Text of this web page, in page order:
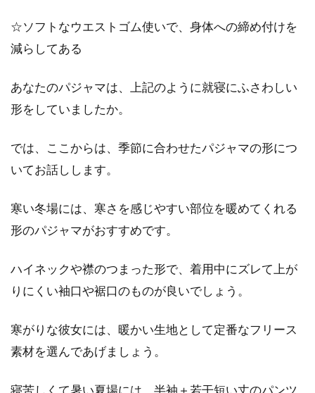
☆ソフトなウエストゴム使いで、身体への締め付けを
減らしてある
あなたのパジャマは、上記のように就寝にふさわしい
形をしていましたか。
では、ここからは、季節に合わせたパジャマの形につ
いてお話しします。
寒い冬場には、寒さを感じやすい部位を暖めてくれる
形のパジャマがおすすめです。
ハイネックや襟のつまった形で、着用中にズレて上が
りにくい袖口や裾口のものが良いでしょう。
寒がりな彼女には、暖かい生地として定番なフリース
素材を選んであげましょう。
寝苦しくて暑い夏場には、半袖＋若干短い丈のパンツ